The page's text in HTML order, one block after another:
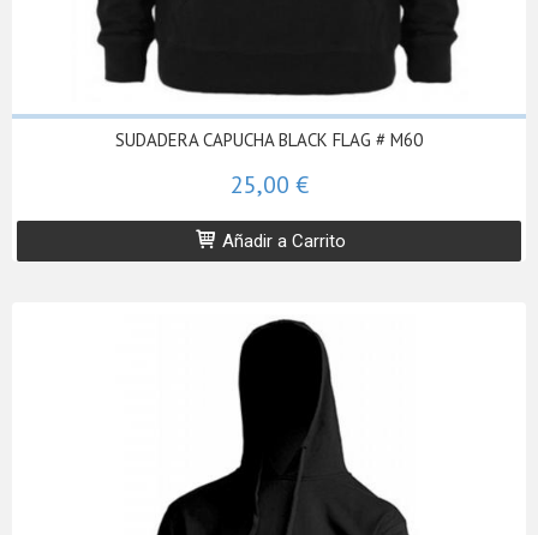
SUDADERA CAPUCHA BLACK FLAG # M60
25,00 €
Añadir a Carrito